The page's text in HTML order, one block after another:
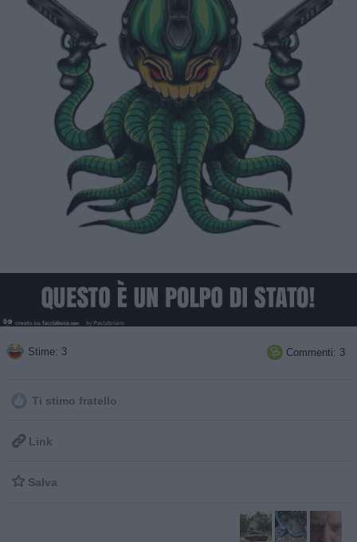
Stime: 3  Commenti: 3
Ti stimo fratello
 Link
 Salva